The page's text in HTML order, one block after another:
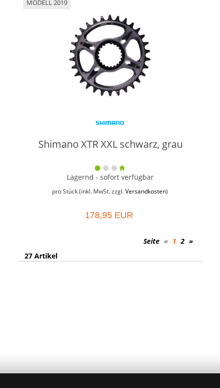
MODELL 2019
Shimano XTR XXL schwarz, grau
Lagernd - sofort verfügbar
pro Stück (inkl. MwSt. zzgl. Versandkosten)
178,95 EUR
Seite « 1 2 »
27 Artikel